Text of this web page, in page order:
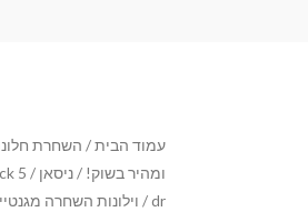
עמוד הבית/ השחרת
ומהיר בשוק! /ניסאן /
5
dr